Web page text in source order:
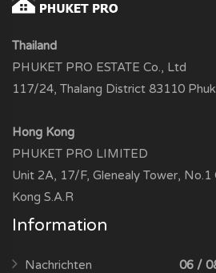
Thailand
PHUKET PRO ESTATE Co., Ltd
117/24, Thalang District 83110
Hong Kong
PHUKET PRO LIMITED
Unit 2A, 17/F, Glenealy Tower, No.1
Kong S.A.R
Information
Nachrichten
06 /